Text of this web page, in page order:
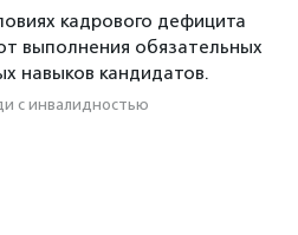
кадрового дефицита
выполнения обязательных
навыков кандидатов.
с инвалидностью